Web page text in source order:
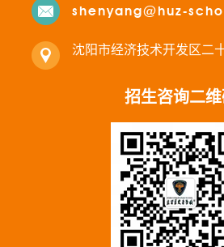
shenyang@huz-
沈阳市经济技术开发区二
招生咨询二